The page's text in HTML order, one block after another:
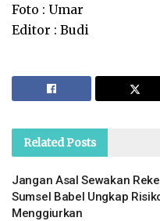
Foto : Umar
Editor : Budi
RelatedPosts
Jangan Asal Sewakan
Sumsel Babel Ungkap
Menggiurkan